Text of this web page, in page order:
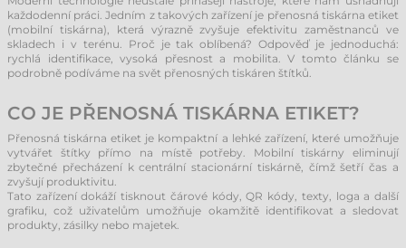
každodenní práci. Jedním z takových zařízení je přenosná tiskárna etiket
(mobilní tiskárna), která výrazně zvyšuje efektivitu zaměstnanců ve
skladech i v terénu. Proč je tak oblíbená? Odpověď je jednoduchá:
rychlá identifikace, vysoká přesnost a mobilita. V tomto článku se
podrobně podíváme na svět přenosných tiskáren štítků.
CO JE PŘENOSNÁ TISKÁRNA ETIKET?
Přenosná tiskárna etiket je kompaktní a lehké zařízení, které umožňuje
vytvářet štítky přímo na místě potřeby. Mobilní tiskárny eliminují
zbytečné přecházení k centrální stacionární tiskárně, čímž šetří čas a
zvyšují produktivitu.
Tato zařízení dokáží tisknout čárové kódy, QR kódy, texty, loga a další
grafiku, což uživatelům umožňuje okamžitě identifikovat a sledovat
produkty, zásilky nebo majetek.